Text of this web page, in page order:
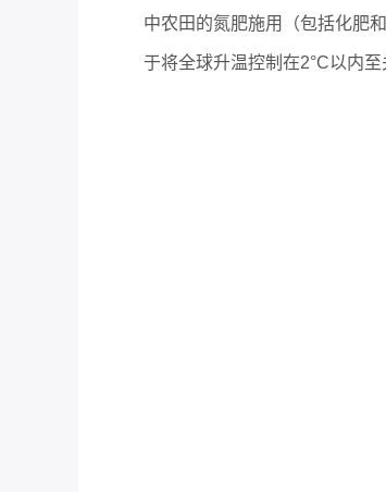
中农田的氮肥施用（包括化肥
于将全球升温控制在2°C以内至